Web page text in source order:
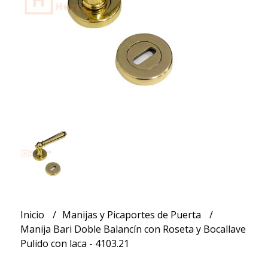
Inicio
Manijas y Picaportes de Puerta
Manija Bari Doble Balancín con Roseta y Bocallave
Pulido con laca - 4103.21